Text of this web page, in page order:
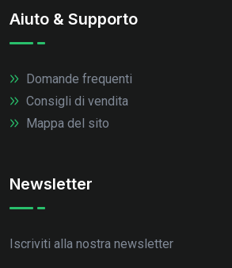
Aiuto & Supporto
Domande frequenti
Consigli di vendita
Mappa del sito
Newsletter
Iscriviti alla nostra newsletter